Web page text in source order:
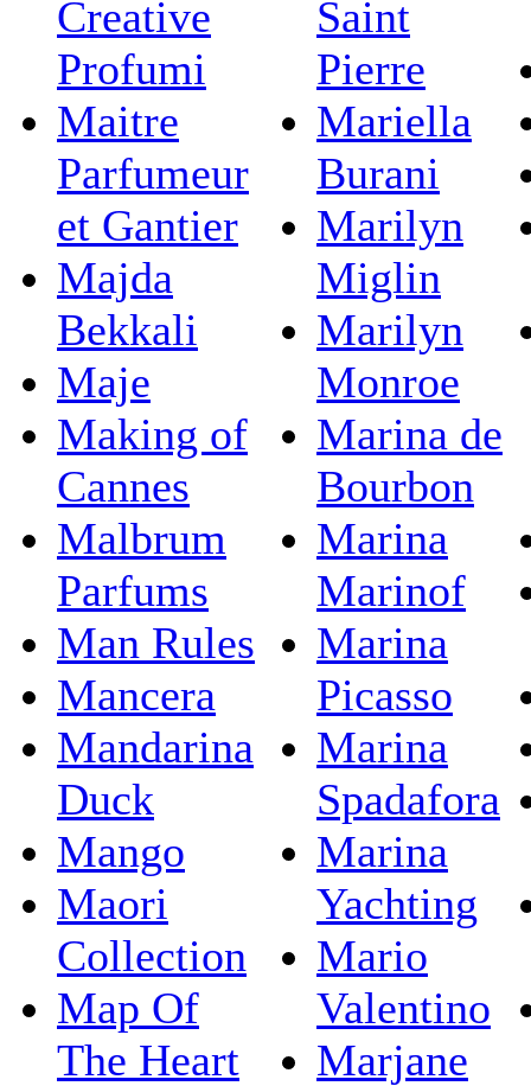
Creative
Profumi
Maitre
Parfumeur
et Gantier
Majda
Bekkali
Maje
Making of
Cannes
Malbrum
Parfums
Man Rules
Mancera
Mandarina
Duck
Mango
Maori
Collection
Map Of
The Heart
Saint
Pierre
Mariella
Burani
Marilyn
Miglin
Marilyn
Monroe
Marina de
Bourbon
Marina
Marinof
Marina
Picasso
Marina
Spadafora
Marina
Yachting
Mario
Valentino
Marjane